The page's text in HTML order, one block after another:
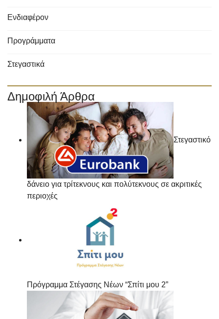
Ενδιαφέρον
Προγράμματα
Στεγαστικά
Δημοφιλή Άρθρα
Στεγαστικό
δάνειο για τρίτεκνους και πολύτεκνους σε ακριτικές
περιοχές
Πρόγραμμα Στέγασης Νέων “Σπίτι μου 2”